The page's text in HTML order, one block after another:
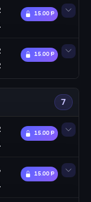
15.00 Ᵽ
15.00 Ᵽ
7
15.00 Ᵽ
15.00 Ᵽ